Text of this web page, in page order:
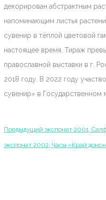
декорирован абстрактным
напоминающим листья
сувенир в тёплой цветовой
настоящее время. Тираж
православной выставки в г.
2018 году. В 2022 году
сувенир» в Государственном
Предыдущий экспонат 2001,
экспонат 2002, Часы «Край